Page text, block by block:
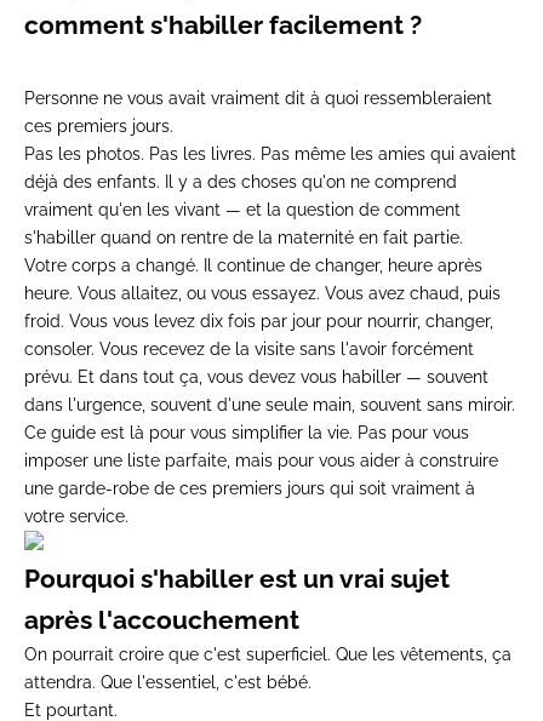
comment s'habiller facilement ?
Personne ne vous avait vraiment dit à quoi ressembleraient
ces premiers jours.
Pas les photos. Pas les livres. Pas même les amies qui avaient
déjà des enfants. Il y a des choses qu'on ne comprend
vraiment qu'en les vivant — et la question de comment
s'habiller quand on rentre de la maternité en fait partie.
Votre corps a changé. Il continue de changer, heure après
heure. Vous allaitez, ou vous essayez. Vous avez chaud, puis
froid. Vous vous levez dix fois par jour pour nourrir, changer,
consoler. Vous recevez de la visite sans l'avoir forcément
prévu. Et dans tout ça, vous devez vous habiller — souvent
dans l'urgence, souvent d'une seule main, souvent sans miroir.
Ce guide est là pour vous simplifier la vie. Pas pour vous
imposer une liste parfaite, mais pour vous aider à construire
une garde-robe de ces premiers jours qui soit vraiment à
votre service.
Pourquoi s'habiller est un vrai sujet
après l'accouchement
On pourrait croire que c'est superficiel. Que les vêtements, ça
attendra. Que l'essentiel, c'est bébé.
Et pourtant.